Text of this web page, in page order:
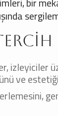
izleyiciler
ve